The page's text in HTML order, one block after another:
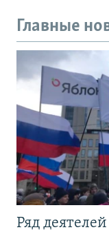
Главные
Ряд